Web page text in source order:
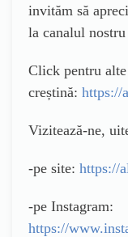
invităm să
la canalul
Click pentru
creștină: https://
Vizitează-ne,
-pe site: https://
-pe Instagram:
https://